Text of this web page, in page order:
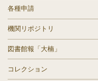
各種申請
機関リポジトリ
図書館報「大楠」
コレクション